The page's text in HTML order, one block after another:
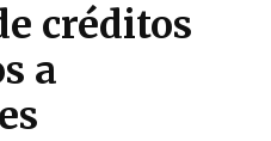
créditos
a